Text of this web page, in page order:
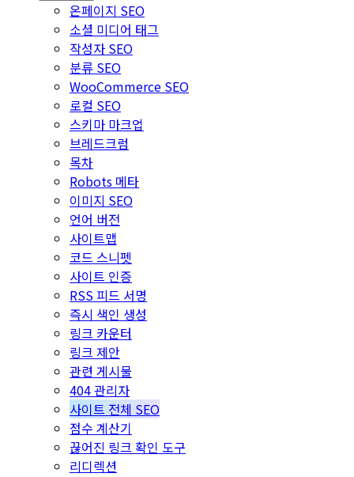
온페이지 SEO
소셜 미디어 태그
작성자 SEO
분류 SEO
WooCommerce SEO
로컬 SEO
스키마 마크업
브레드크럼
목차
Robots 메타
이미지 SEO
언어 버전
사이트맵
코드 스니펫
사이트 인증
RSS 피드 서명
즉시 색인 생성
링크 카운터
링크 제안
관련 게시물
404 관리자
사이트 전체 SEO
점수 계산기
끊어진 링크 확인 도구
리디렉션